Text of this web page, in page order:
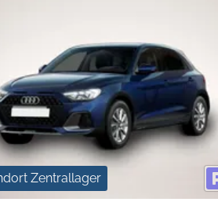
Zentrallager